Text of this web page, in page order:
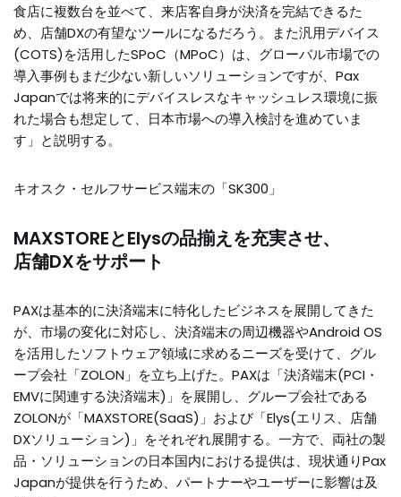
食店に複数台を並べて、来店客自身が決済を完結できるた
め、店舗DXの有望なツールになるだろう。また汎用デバイス
(COTS)を活用したSPoC（MPoC）は、グローバル市場での
導入事例もまだ少ない新しいソリューションですが、Pax
Japanでは将来的にデバイスレスなキャッシュレス環境に振
れた場合も想定して、日本市場への導入検討を進めていま
す」と説明する。
キオスク・セルフサービス端末の「SK300」
MAXSTOREとElysの品揃えを充実させ、
店舗DXをサポート
PAXは基本的に決済端末に特化したビジネスを展開してきた
が、市場の変化に対応し、決済端末の周辺機器やAndroid OS
を活用したソフトウェア領域に求めるニーズを受けて、グル
ープ会社「ZOLON」を立ち上げた。PAXは「決済端末(PCI・
EMVに関連する決済端末)」を展開し、グループ会社である
ZOLONが「MAXSTORE(SaaS)」および「Elys(エリス、店舗
DXソリューション)」をそれぞれ展開する。一方で、両社の製
品・ソリューションの日本国内における提供は、現状通りPax
Japanが提供を行うため、パートナーやユーザーに影響は及